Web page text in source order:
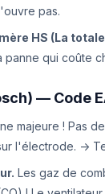
pas.
HS (La
panne qui coûte
— Code
majeure ! Pas
l'électrode. ->
Les gaz de